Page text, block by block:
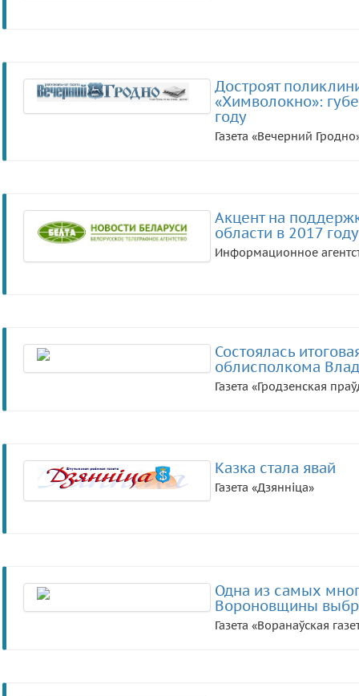
Достроят
«Химволокно»:
году
Газета «Вечерний
Акцент на
области в 2017 году
Информационное
Состоялась
облисполкома
Газета «Гродзенская
Казка стала явай
Газета «Дзянніца»
Одна из самых
Вороновщины
Газета «Воранаўская